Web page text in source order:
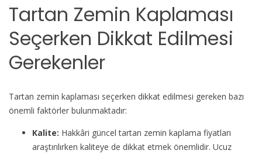
Tartan Zemin Kaplaması
Seçerken Dikkat Edilmesi
Gerekenler
Tartan zemin kaplaması seçerken dikkat edilmesi gereken bazı
önemli faktörler bulunmaktadır:
Kalite: Hakkâri güncel tartan zemin kaplama fiyatları
araştırılırken kaliteye de dikkat etmek önemlidir. Ucuz